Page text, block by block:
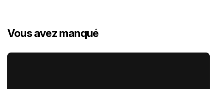
Vous avez manqué